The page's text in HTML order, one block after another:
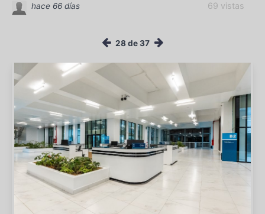
69 vistas
hace 66 días
28 de 37